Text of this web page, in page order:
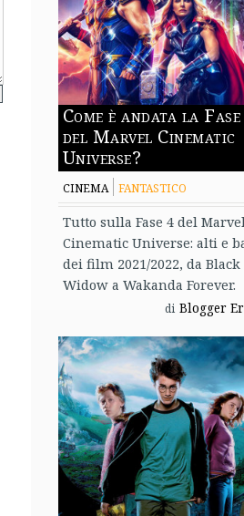
Come è andata la
del Marvel Cinematic
Universe?
CINEMA FANTASTICO
Tutto sulla Fase 4 del
Cinematic Universe: alti e
dei film 2021/2022, da Black
Widow a Wakanda Forever.
di Blogger